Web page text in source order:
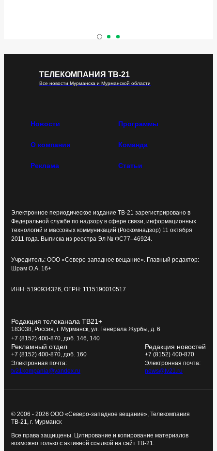
ТЕЛЕКОМПАНИЯ ТВ-21
Все новости Мурманска и Мурманской области
Новости Программы
О компании Команда
Реклама Статьи
Электронное периодическое издание ТВ-21 зарегистрировано в
Федеральной службе по надзору в сфере связи, информационных
технологий и массовых коммуникаций (Роскомнадзор) 11 октября
2011 года. Выписка из реестра Эл № ФС77–46924.
Учредитель: ООО «Северо-западное вещание». Главный редактор:
Шрам О.А. 16+
ИНН: 5190934326, ОГРН: 1115190010517
Редакция телеканала ТВ21+
183038, Россия, г. Мурманск, ул. Генерала Журбы, д. 6
+7 (8152) 400-870, доб. 146, 140
Рекламный отдел
+7 (8152) 400-870, доб. 160
Электронная почта:
tv21kompania@yandex.ru
Редакция новостей
+7 (8152) 400-870
Электронная почта:
news@tv21.ru
© 2006 - 2026 ООО «Северо-западное вещание», Телекомпания
ТВ-21, г. Мурманск
Все права защищены. Цитирование и копирование материалов
возможно только с активной ссылкой на сайт ТВ-21.